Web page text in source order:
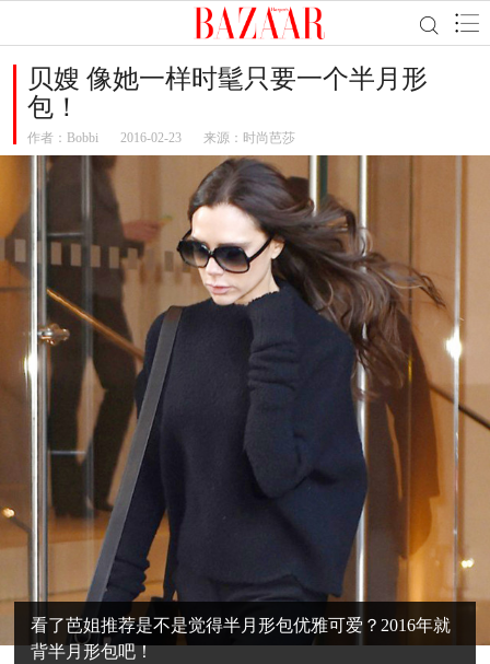
贝嫂 像她一样时髦只要一个半月形
包！
作者： Bobbi 2016-02-23 来源：时尚芭莎
看了芭姐推荐是不是觉得半月形包优雅可爱？2016年就
背半月形包吧！